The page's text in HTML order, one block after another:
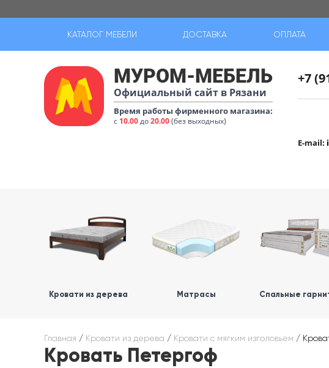
КАТАЛОГ МЕБЕЛИ ДОСТАВКА ОПЛАТА
МУРОМ-МЕБЕЛЬ
Официальный сайт в Рязани
Время работы фирменного магазина:
с 10.00до20.00(без выходных)
+7
E-mail:
Кровати из дерева Матрасы Спальные
Главная / Кровати из дерева / Кровати с мягким изголовьем /
Кровать Петергоф